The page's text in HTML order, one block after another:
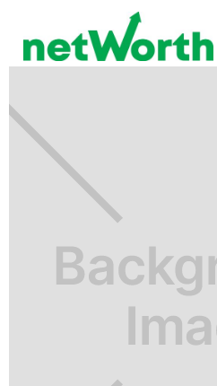
SEGUROS E INVERSIÓN